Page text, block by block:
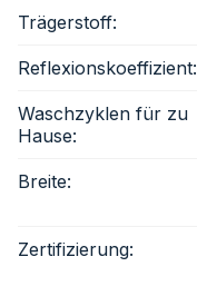
Trägerstoff:
Reflexionskoeffizient:
Waschzyklen für zu
Hause:
Breite:
Zertifizierung: